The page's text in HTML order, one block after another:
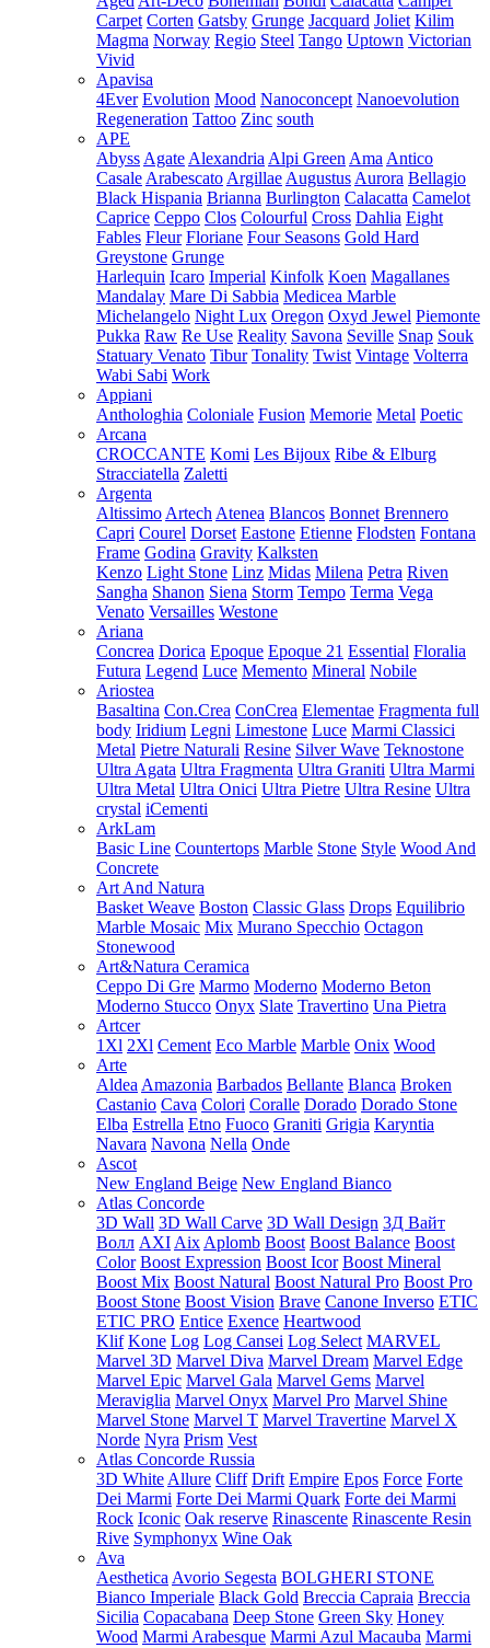
Carpet Corten Gatsby Grunge Jacquard Joliet Kilim
Magma Norway Regio Steel Tango Uptown Victorian
Vivid
Apavisa
4Ever Evolution Mood Nanoconcept Nanoevolution
Regeneration Tattoo Zinc south
APE
Abyss Agate Alexandria Alpi Green Ama Antico
Casale Arabescato Argillae Augustus Aurora Bellagio
Black Hispania Brianna Burlington Calacatta Camelot
Caprice Ceppo Clos Colourful Cross Dahlia Eight
Fables Fleur Floriane Four Seasons Gold Hard
Greystone Grunge
Harlequin Icaro Imperial Kinfolk Koen Magallanes
Mandalay Mare Di Sabbia Medicea Marble
Michelangelo Night Lux Oregon Oxyd Jewel Piemonte
Pukka Raw Re Use Reality Savona Seville Snap Souk
Statuary Venato Tibur Tonality Twist Vintage Volterra
Wabi Sabi Work
Appiani
Anthologhia Coloniale Fusion Memorie Metal Poetic
Arcana
CROCCANTE Komi Les Bijoux Ribe & Elburg
Stracciatella Zaletti
Argenta
Altissimo Artech Atenea Blancos Bonnet Brennero
Capri Courel Dorset Eastone Etienne Flodsten Fontana
Frame Godina Gravity Kalksten
Kenzo Light Stone Linz Midas Milena Petra Riven
Sangha Shanon Siena Storm Tempo Terma Vega
Venato Versailles Westone
Ariana
Concrea Dorica Epoque Epoque 21 Essential Floralia
Futura Legend Luce Memento Mineral Nobile
Ariostea
Basaltina Con.Crea ConCrea Elementae Fragmenta full
body Iridium Legni Limestone Luce Marmi Classici
Metal Pietre Naturali Resine Silver Wave Teknostone
Ultra Agata Ultra Fragmenta Ultra Graniti Ultra Marmi
Ultra Metal Ultra Onici Ultra Pietre Ultra Resine Ultra
crystal iCementi
ArkLam
Basic Line Countertops Marble Stone Style Wood And
Concrete
Art And Natura
Basket Weave Boston Classic Glass Drops Equilibrio
Marble Mosaic Mix Murano Specchio Octagon
Stonewood
Art&Natura Ceramica
Ceppo Di Gre Marmo Moderno Moderno Beton
Moderno Stucco Onyx Slate Travertino Una Pietra
Artcer
1Xl 2Xl Cement Eco Marble Marble Onix Wood
Arte
Aldea Amazonia Barbados Bellante Blanca Broken
Castanio Cava Colori Coralle Dorado Dorado Stone
Elba Estrella Etno Fuoco Graniti Grigia Karyntia
Navara Navona Nella Onde
Ascot
New England Beige New England Bianco
Atlas Concorde
3D Wall 3D Wall Carve 3D Wall Design 3Д Вайт
Волл AXI Aix Aplomb Boost Boost Balance Boost
Color Boost Expression Boost Icor Boost Mineral
Boost Mix Boost Natural Boost Natural Pro Boost Pro
Boost Stone Boost Vision Brave Canone Inverso ETIC
ETIC PRO Entice Exence Heartwood
Klif Kone Log Log Cansei Log Select MARVEL
Marvel 3D Marvel Diva Marvel Dream Marvel Edge
Marvel Epic Marvel Gala Marvel Gems Marvel
Meraviglia Marvel Onyx Marvel Pro Marvel Shine
Marvel Stone Marvel T Marvel Travertine Marvel X
Norde Nyra Prism Vest
Atlas Concorde Russia
3D White Allure Cliff Drift Empire Epos Force Forte
Dei Marmi Forte Dei Marmi Quark Forte dei Marmi
Rock Iconic Oak reserve Rinascente Rinascente Resin
Rive Symphonyx Wine Oak
Ava
Aesthetica Avorio Segesta BOLGHERI STONE
Bianco Imperiale Black Gold Breccia Capraia Breccia
Sicilia Copacabana Deep Stone Green Sky Honey
Wood Marmi Arabesque Marmi Azul Macauba Marmi